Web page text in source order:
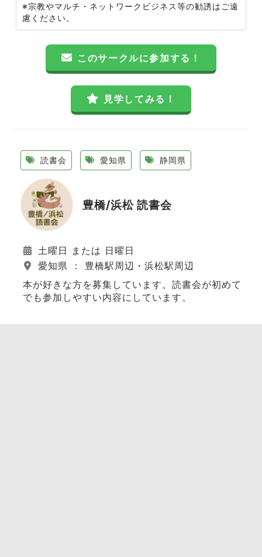
※宗教やマルチ・ネットワークビジネス等の勧誘はご遠
慮ください。
このサークルに参加する！
見学してみる！
読書会 愛知県 静岡県
豊橋/浜松 読書会
土曜日 または 日曜日
愛知県 ： 豊橋駅周辺・浜松駅周辺
本が好きな方を募集しています。読書会が初めて
でも参加しやすい内容にしています。